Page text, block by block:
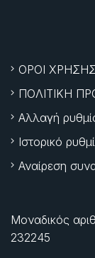
ΟΡΟΙ ΧΡΗΣΗΣ
ΠΟΛΙΤΙΚΗ
Αλλαγή
Ιστορικό
Αναίρεση
Μοναδικός
232245